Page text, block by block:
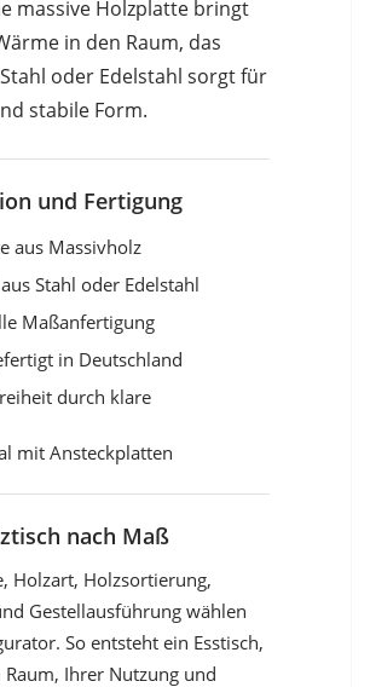
massive Holzplatte bringt
in den Raum, das
oder Edelstahl sorgt für
stabile Form.
und Fertigung
aus Massivholz
Stahl oder Edelstahl
Maßanfertigung
in Deutschland
durch klare
mit Ansteckplatten
nach Maß
Holzart, Holzsortierung,
Gestellausführung wählen
So entsteht ein Esstisch,
Ihrer Nutzung und